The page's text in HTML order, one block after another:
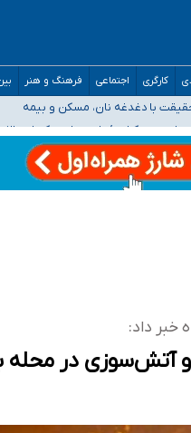
کارگری اجتماعی فرهنگ و هنر
اما هنوز پاسخ مشخصی نگرفته‌ایم
فرماندهی صحنه عملیات و دکترای
حقیقت با دغدغه نان، مسکن و بیمه
عفونت‌های تنفسی در کشور/ خوزستان
خبر داد:
و آتش‌سوزی در محله